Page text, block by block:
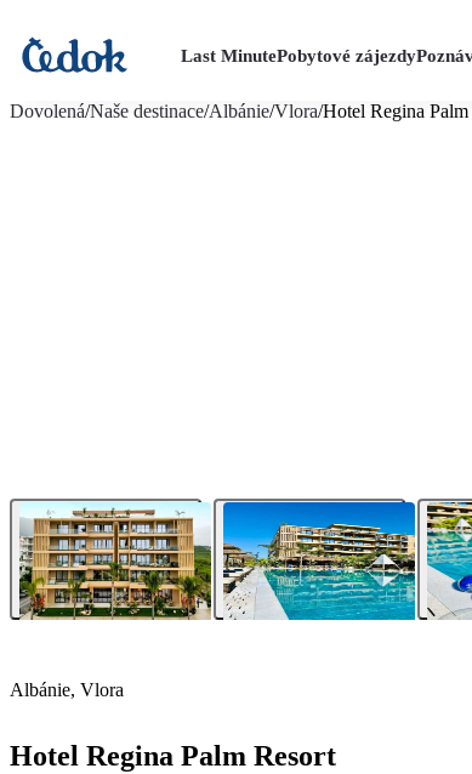
Last MinutePobytové zájezdy
Dovolená/Naše destinace/Albánie/Vlora/Hotel Regina Palm
Albánie, Vlora
Hotel Regina Palm Resort